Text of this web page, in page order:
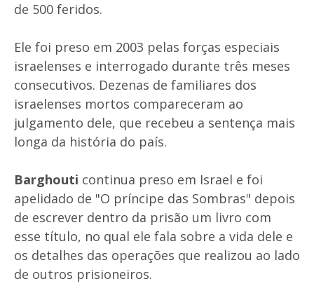
de 500 feridos.
Ele foi preso em 2003 pelas forças especiais
israelenses e interrogado durante três meses
consecutivos. Dezenas de familiares dos
israelenses mortos compareceram ao
julgamento dele, que recebeu a sentença mais
longa da história do país.
Barghouti continua preso em Israel e foi
apelidado de "O príncipe das Sombras" depois
de escrever dentro da prisão um livro com
esse título, no qual ele fala sobre a vida dele e
os detalhes das operações que realizou ao lado
de outros prisioneiros.